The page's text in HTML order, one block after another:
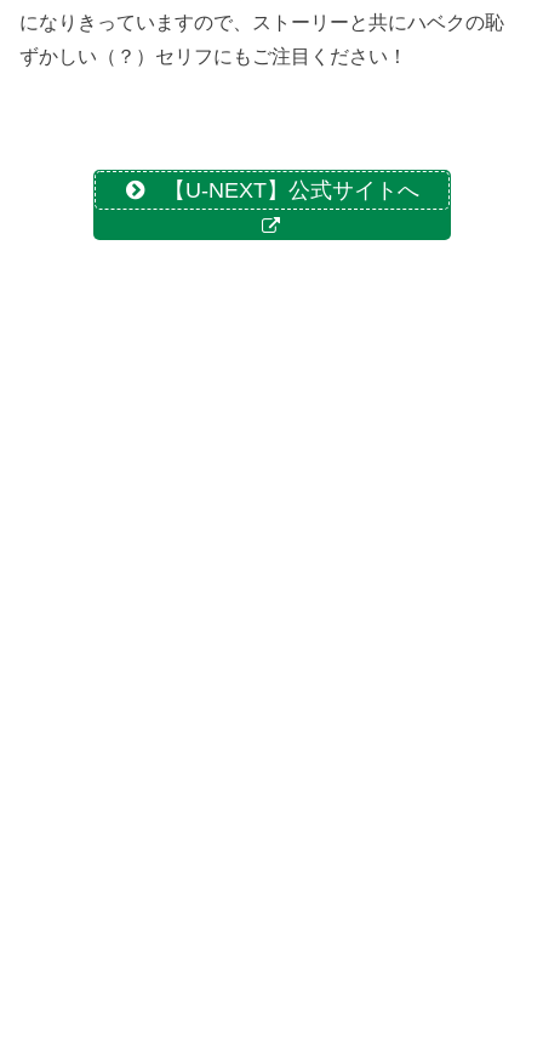
になりきっていますので、ストーリーと共にハベクの恥
ずかしい（？）セリフにもご注目ください！
【U-NEXT】公式サイトへ